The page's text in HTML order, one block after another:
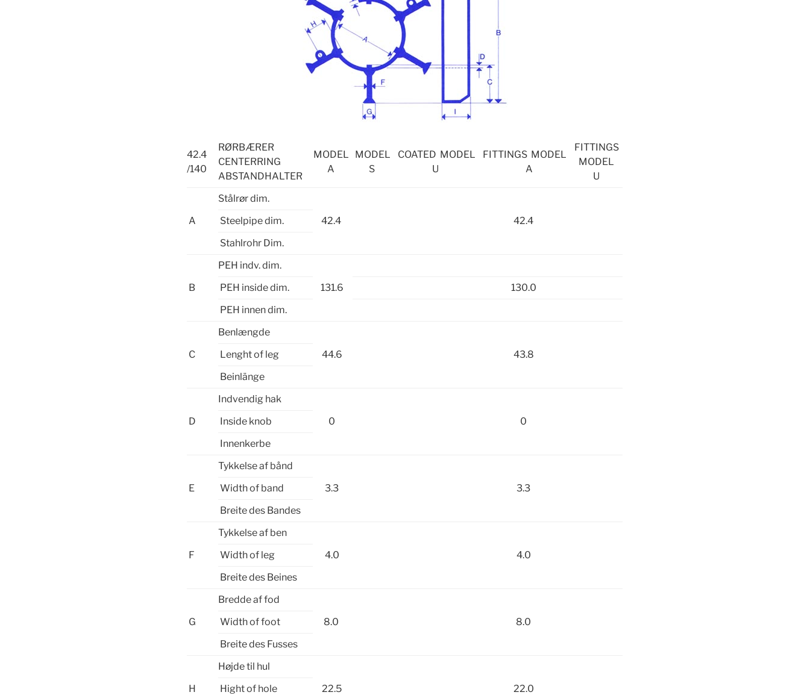
42.4
/140
RØRBÆRER
CENTERRING
ABSTANDHALTER
MODEL
A
MODEL
S
COATED MODEL
U
FITTINGS MODEL
A
FITTINGS
MODEL
U
A
Stålrør dim.
42.4
42.4
Steelpipe dim.
Stahlrohr Dim.
B
PEH indv. dim.
131.6
PEH inside dim.
130.0
PEH innen dim.
C
Benlængde
44.6
43.8
Lenght of leg
Beinlänge
D
Indvendig hak
0
0
Inside knob
Innenkerbe
E
Tykkelse af bånd
3.3
3.3
Width of band
Breite des Bandes
F
Tykkelse af ben
4.0
4.0
Width of leg
Breite des Beines
G
Bredde af fod
8.0
8.0
Width of foot
Breite des Fusses
H
Højde til hul
22.5
22.0
Hight of hole